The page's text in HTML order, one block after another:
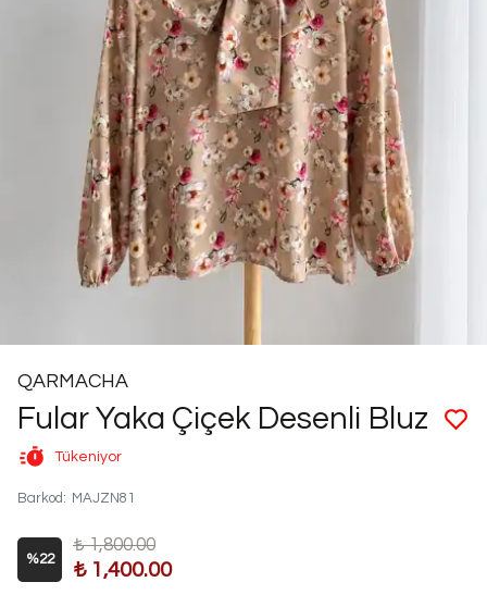
QARMACHA
Fular Yaka Çiçek Desenli Bluz
Tükeniyor
Barkod : MAJZN81
%22
₺ 1,800.00
₺ 1,400.00